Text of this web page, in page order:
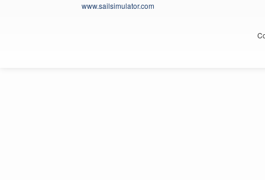
www.sailsimulator.com